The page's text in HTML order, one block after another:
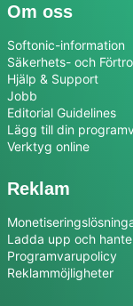
Om oss
Softonic-information
Säkerhets- och
Hjälp & Support
Jobb
Editorial Guidelines
Lägg till din
Verktyg online
Reklam
Ladda upp och
Programvarupolicy
Reklammöjligheter